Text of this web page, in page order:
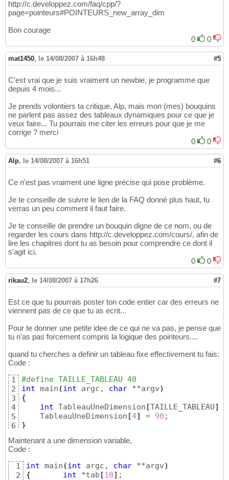
http://c.developpez.com/faq/cpp/?
page=pointeurs#POINTEURS_new_array_dim
Bon courage
0
0
mat1450, le 14/08/2007 à 16h48 #5
C'est vrai que je suis vraiment un newbie, je programme que
depuis 4 mois...
Je prends volontiers ta critique, Alp, mais mon (mes) bouquins
ne parlent pas assez des tableaux dynamiques pour ce que je
veux faire... Tu pourrais me citer les erreurs pour que je me
corrige ? merci
0
0
Alp, le 14/08/2007 à 16h51 #6
Ce n'est pas vraiment une ligne précise qui pose problème.
Je te conseille de suivre le lien de la FAQ donné plus haut, tu
verras un peu comment il faut faire.
Je te conseille de prendre un bouquin digne de ce nom, ou de
regarder les cours dans http://c.developpez.com/cours/, afin de
lire les chapitres dont tu as besoin pour comprendre ce dont il
s'agit ici.
0
0
rikau2, le 14/08/2007 à 17h26 #7
Est ce que tu pourrais poster ton code entier car des erreurs ne
viennent pas de ce que tu as ecrit...
Pour te donner une petite idee de ce qui ne va pas, je pense que
tu n'as pas forcement compris la logique des pointeurs....
quand tu cherches a definir un tableau fixe effectivement tu fais:
Code :
1
2
3
4
5
6
#define TAILLE_TABLEAU 40
int main (int argc, char **argv)
{
int TableauUneDimension [TAILLE_TABLEAU]
    TableauUneDimension
[4] = 90
}
Maintenant a une dimension variable,
Code :
1
2
int main (int argc, char **argv)
{
int *tab [10] ;